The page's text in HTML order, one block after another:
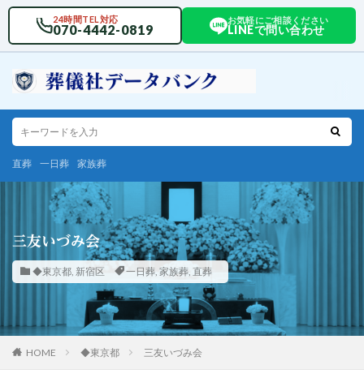
24時間TEL対応
070-4442-0819
お気軽にご相談ください
LINEで問い合わせ
直葬 一日葬 家族葬
三友いづみ会
◆東京都, 新宿区 一日葬, 家族葬, 直葬
HOME ◆東京都 三友いづみ会